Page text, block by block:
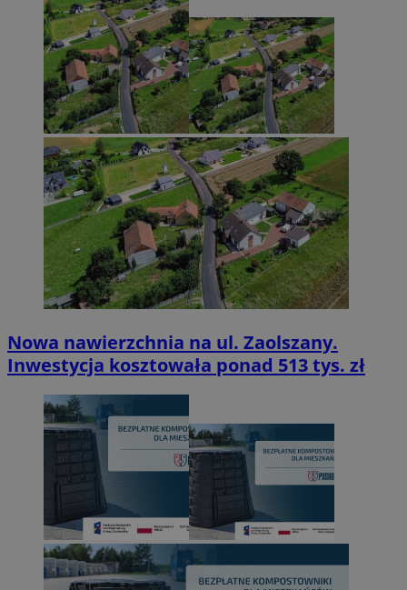
Nowa nawierzchnia na ul. Zaolszany.
Inwestycja kosztowała ponad 513 tys. zł